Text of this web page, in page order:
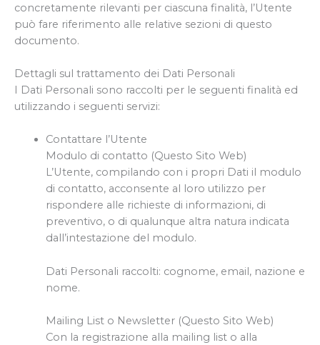
concretamente rilevanti per ciascuna finalità, l’Utente
può fare riferimento alle relative sezioni di questo
documento.
Dettagli sul trattamento dei Dati Personali
I Dati Personali sono raccolti per le seguenti finalità ed
utilizzando i seguenti servizi:
Contattare l’Utente
Modulo di contatto (Questo Sito Web)
L’Utente, compilando con i propri Dati il modulo
di contatto, acconsente al loro utilizzo per
rispondere alle richieste di informazioni, di
preventivo, o di qualunque altra natura indicata
dall’intestazione del modulo.
Dati Personali raccolti: cognome, email, nazione e
nome.
Mailing List o Newsletter (Questo Sito Web)
Con la registrazione alla mailing list o alla